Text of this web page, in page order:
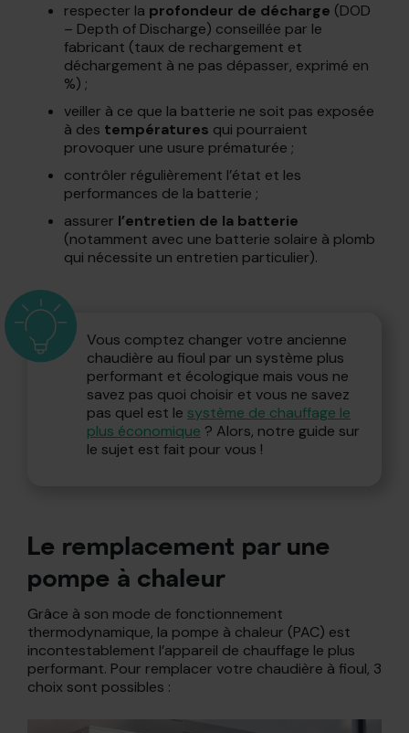
respecter la profondeur de décharge (DOD
– Depth of Discharge) conseillée par le
fabricant (taux de rechargement et
déchargement à ne pas dépasser, exprimé en
%) ;
veiller à ce que la batterie ne soit pas exposée
à des températures qui pourraient
provoquer une usure prématurée ;
contrôler régulièrement l’état et les
performances de la batterie ;
assurer l’entretien de la batterie
(notamment avec une batterie solaire à plomb
qui nécessite un entretien particulier).
Vous comptez changer votre ancienne
chaudière au fioul par un système plus
performant et écologique mais vous ne
savez pas quoi choisir et vous ne savez
pas quel est le système de chauffage le
plus économique ? Alors, notre guide sur
le sujet est fait pour vous !
Le remplacement par une
pompe à chaleur
Grâce à son mode de fonctionnement
thermodynamique, la pompe à chaleur (PAC) est
incontestablement l’appareil de chauffage le plus
performant. Pour remplacer votre chaudière à fioul, 3
choix sont possibles :